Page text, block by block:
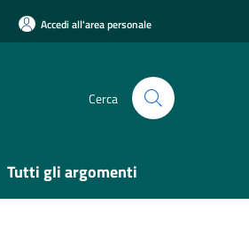
Accedi all'area personale
Cerca
Tutti gli argomenti